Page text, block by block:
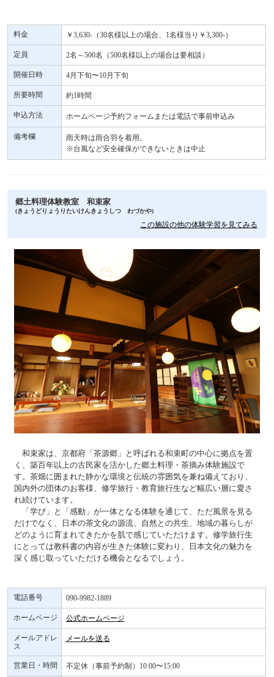
料金 ￥3,630-（30名様以上の場合、1名様当り￥3,300-）
定員 2名～500名（500名様以上の場合は要相談）
開催日時 4月下旬〜10月下旬
所要時間 約1時間
申込方法 ホームページ予約フォームまたは電話で事前申込み
備考欄
雨天時は雨合羽を着用。
※台風など安全確保ができないときは中止
郷土料理体験教室 和束家
(きょうどりょうりたいけんきょうしつ わづかや)
この施設の他の体験学習を見てみる
和束家は、京都府「茶源郷」と呼ばれる和束町の中心に拠点を置
く、築百年以上の古民家を活かした郷土料理・茶摘み体験施設で
す。茶畑に囲まれた静かな環境と伝統の雰囲気を兼ね備えており、
国内外の団体のお客様、修学旅行・教育旅行生など幅広い層に愛さ
れ続けています。
「学び」と「感動」が一体となる体験を通じて、ただ風景を見る
だけでなく、日本の茶文化の源流、自然との共生、地域の暮らしが
どのように育まれてきたかを肌で感じていただけます。修学旅行生
にとっては教科書の内容が生きた体験に変わり、日本文化の魅力を
深く感じ取っていただける機会となるでしょう。
電話番号 090-9982-1889
ホームページ 公式ホームページ
メールアドレ
ス
メールを送る
営業日・時間 不定休（事前予約制）10:00〜15:00